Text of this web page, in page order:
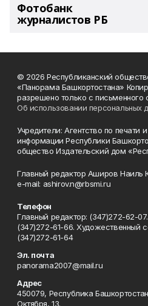
Фотобанк
журналистов РБ
© 2026 Республиканский
«Панорама Башкортостана»
разрешено только с письменного
Об использовании персональных
Учредители: Агентство по
информации Республики
общество Издательский дом
Главный редактор Аширов Наиль
e-mail: ashirov.n@rbsmi.ru
Телефон
Главный редактор: (347)272-62-
(347)272-61-66. Художественный
(347)272-61-64
Эл. почта
panorama2007@mail.ru
Адрес
450079, Республика
Октября, 13.